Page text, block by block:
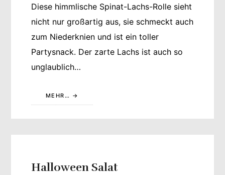
Diese himmlische Spinat-Lachs-Rolle sieht
nicht nur großartig aus, sie schmeckt auch
zum Niederknien und ist ein toller
Partysnack. Der zarte Lachs ist auch so
unglaublich…
MEHR…
Halloween Salat